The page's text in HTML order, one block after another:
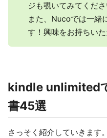
ジも覗いてみてくださ
また、Nucoでは一緒
す！興味をお持ちいた
kindle unlimited
書45選
さっそく紹介していきます